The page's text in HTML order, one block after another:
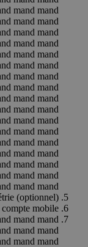
mand mand
mand mand
mand mand
mand mand
mand mand
mand mand
mand mand
mand mand
mand mand
mand mand
mand mand
mand mand
mand mand
mand mand
mand mand
mand mand
mand mand
(optionnel).
mobile.
mand mand
mand mand
mand mand.